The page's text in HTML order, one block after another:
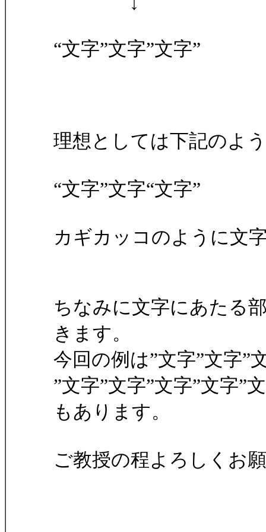
“文字”文字”文字”
理想としては下記のよ
“文字”文字“文字”
カギカッコのように文
ちなみに文字にあたる
きます。
今回の例は”文字”文字”
”文字”文字”文字”文字”
もあります。
ご教授の程よろしくお